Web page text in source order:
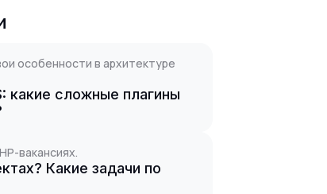
особенности в архитектуре
какие сложные плагины
вакансиях.
Какие задачи по